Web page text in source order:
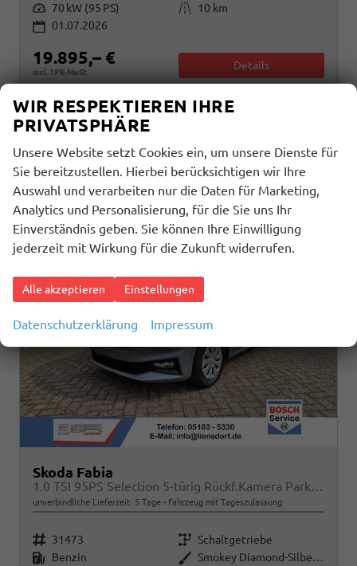
Leistung 70 kW (95 PS) Kilometerstand
10 km
01.07.2026
19.895,– €
incl. 19% MwSt.
Details
Verbrauch kombiniert:5,50 l/100km
CO 2 -Klasse: D
CO -Emissionen:123,00 g/km
Skoda Fabia
1.0 TSI 95PS Selection 5-türig Rückf.Kamera Parksensoren Sitzheizung Multifunktionslenkrad Klima Skoda-Radio Bluetooth Touchscreen Tempomat Nebelsch. Apple CarPlay + Android Auto
unverbindliche Lieferzeit: 5 Tage Fahrzeug mit Tageszulassung
Fahrzeugnr. 31473 Getriebe Schaltgetriebe
Kraftstoff Benzin Außenfarbe
Smokey Diamond-Silber Metallic
WIR RESPEKTIEREN IHRE
PRIVATSPHÄRE
Unsere Website setzt Cookies ein, um unsere Dienste für
Sie bereitzustellen. Hierbei berücksichtigen wir Ihre
Auswahl und verarbeiten nur die Daten für Marketing,
Analytics und Personalisierung, für die Sie uns Ihr
Einverständnis geben. Sie können Ihre Einwilligung
jederzeit mit Wirkung für die Zukunft widerrufen.
Alle akzeptieren Einstellungen
Datenschutzerklärung Impressum